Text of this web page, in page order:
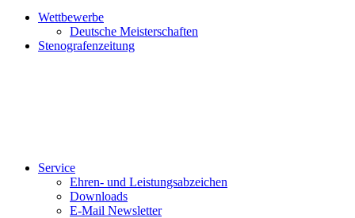
Wettbewerbe
Deutsche Meisterschaften
Stenografenzeitung
Service
Ehren- und Leistungsabzeichen
Downloads
E-Mail Newsletter